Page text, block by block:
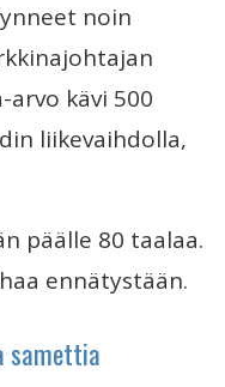
noin
kävi 500
liikevaihdolla,
päälle 80 taalaa.
ennätystään.
samettia